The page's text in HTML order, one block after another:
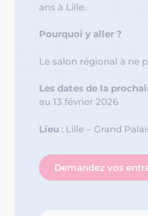
ans à Lille.
Pourquoi y aller ?
Le salon régional à ne
Les dates de la
au 13 février 2026
Lieu : Lille – Grand
Demandez vos